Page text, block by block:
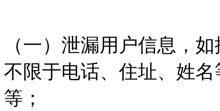
（一）泄漏用户信息，
不限于电话、住址、姓
等；